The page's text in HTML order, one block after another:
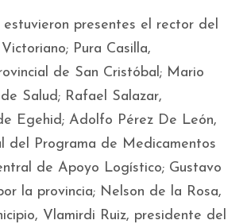
presentes el rector del
Pura Casilla,
de San Cristóbal; Mario
Salud; Rafael Salazar,
Egehid; Adolfo Pérez De León,
del Programa de Medicamentos
de Apoyo Logístico; Gustavo
la provincia; Nelson de la Rosa,
Vlamirdi Ruiz, presidente del